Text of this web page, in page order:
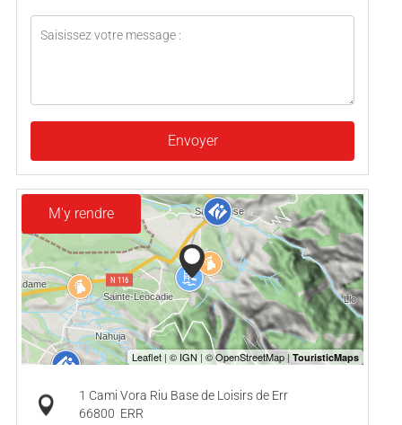
Envoyer
M'y rendre
1 Cami Vora Riu Base de Loisirs de Err
66800 ERR